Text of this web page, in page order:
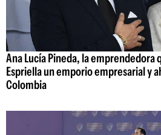
Ana Lucía Pineda, la emprendedora
Espriella un emporio empresarial y
Colombia